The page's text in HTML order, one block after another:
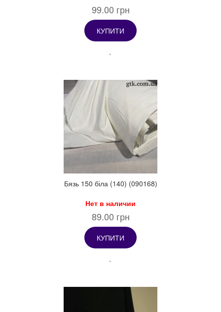
99.00 грн
КУПИТИ
Бязь 150 біла (140) (090168)
Нет в наличии
89.00 грн
КУПИТИ